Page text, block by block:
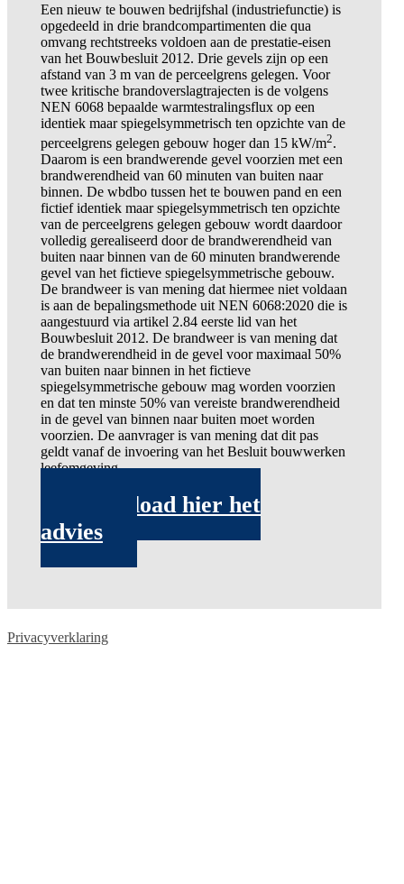
Een nieuw te bouwen bedrijfshal (industriefunctie) is
opgedeeld in drie brandcompartimenten die qua
omvang rechtstreeks voldoen aan de prestatie-eisen
van het Bouwbesluit 2012. Drie gevels zijn op een
afstand van 3 m van de perceelgrens gelegen. Voor
twee kritische brandoverslagtrajecten is de volgens
NEN 6068 bepaalde warmtestralingsflux op een
identiek maar spiegelsymmetrisch ten opzichte van de
perceelgrens gelegen gebouw hoger dan 15 kW/m2.
Daarom is een brandwerende gevel voorzien met een
brandwerendheid van 60 minuten van buiten naar
binnen. De wbdbo tussen het te bouwen pand en een
fictief identiek maar spiegelsymmetrisch ten opzichte
van de perceelgrens gelegen gebouw wordt daardoor
volledig gerealiseerd door de brandwerendheid van
buiten naar binnen van de 60 minuten brandwerende
gevel van het fictieve spiegelsymmetrische gebouw.
De brandweer is van mening dat hiermee niet voldaan
is aan de bepalingsmethode uit NEN 6068:2020 die is
aangestuurd via artikel 2.84 eerste lid van het
Bouwbesluit 2012. De brandweer is van mening dat
de brandwerendheid in de gevel voor maximaal 50%
van buiten naar binnen in het fictieve
spiegelsymmetrische gebouw mag worden voorzien
en dat ten minste 50% van vereiste brandwerendheid
in de gevel van binnen naar buiten moet worden
voorzien. De aanvrager is van mening dat dit pas
geldt vanaf de invoering van het Besluit bouwwerken
leefomgeving.
Download hier het
advies
Privacyverklaring